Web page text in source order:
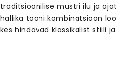
traditsioonilise mustri ilu ja
hallika tooni kombinatsioon
kes hindavad klassikalist stiili